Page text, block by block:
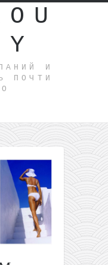
И
ПОЧТИ
Air
Serbia:
полеты
из
Киева в
Израиль